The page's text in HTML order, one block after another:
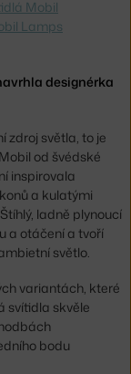
designérka
zdroj světla, to je
od švédské
inspirovala
a kulatými
ladně plynoucí
a otáčení a tvoří
světlo.
variantách, které
svítidla skvěle
bodu
Mobil
Lamps